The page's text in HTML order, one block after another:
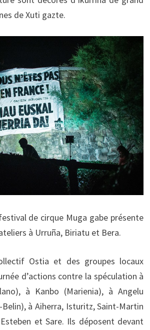
de Xuti gazte.
de cirque Muga gabe présente
à Urruña, Biriatu et Bera.
Ostia et des groupes locaux
d’actions contre la spéculation à
à Kanbo (Marienia), à Angelu
Belin), à Aiherra, Isturitz, Saint-Martin
Esteben et Sare. Ils déposent devant